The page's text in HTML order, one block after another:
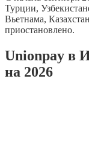
Турции,
Вьетнама,
приостановлено.
Unionpay в
на 2026